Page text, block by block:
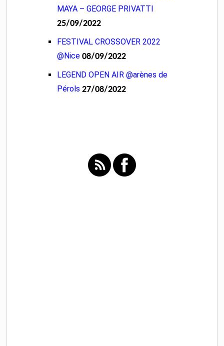
MAYA – GEORGE PRIVATTI
25/09/2022
FESTIVAL CROSSOVER 2022
@Nice 08/09/2022
LEGEND OPEN AIR @arènes de
Pérols 27/08/2022